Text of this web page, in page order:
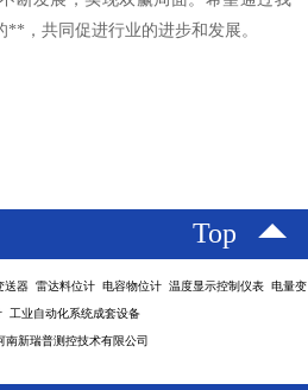
，共同促进行业的进步和发展。
Top
器 雷达料位计 电容物位计 温度显示控制仪表 电量变
工业自动化系统成套设备
南新瑞普测控技术有限公司